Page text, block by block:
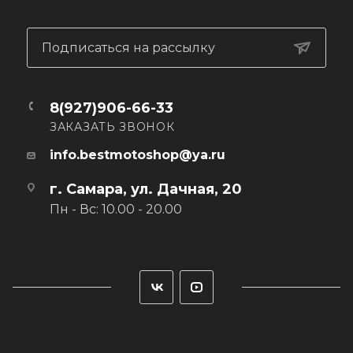
г. Самара, ул. Дачная, 20
Пн - Вс: 10.00 - 20.00
Подписаться на рассылку
8(927)906-66-33
ЗАКАЗАТЬ ЗВОНОК
info.bestmotoshop@ya.ru